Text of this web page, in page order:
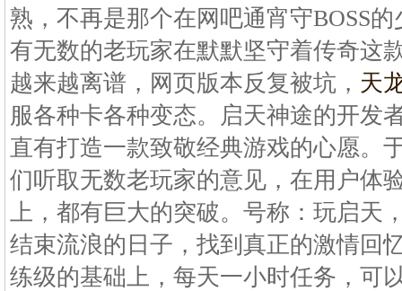
熟，不再是那个在网吧通宵守BOSS
有无数的老玩家在默默坚守着传奇这
越来越离谱，网页版本反复被坑， 天
服各种卡各种变态。启天神途的开发
直有打造一款致敬经典游戏的心愿。
们听取无数老玩家的意见，在用户体
上，都有巨大的突破。号称：玩启天
结束流浪的日子，找到真正的激情回
练级的基础上，每天一小时任务，可